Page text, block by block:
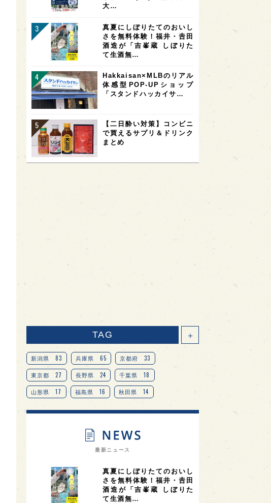
大…
真夏にしぼりたてのおいし
さを無料体験！福井・𠮷田
酒造が「吉峯蔵 しぼりた
て生酒無…
Hakkaisan×MLBのリアル
体感型POP-UPショップ
「スタンドハッカイサ…
【二日酔い対策】コンビニ
で買えるサプリ＆ドリンク
まとめ
TAG ＋
新潟県 83 兵庫県 65 京都府 33
東京都 27 長野県 24 千葉県 18
山形県 17 福島県 16 秋田県 14
愛知県 14 宮城県 14 岐阜県 13
オピニオンリーダーの視点 9
7 奈良県 滋賀県 7 和歌山県 6
6 フランス 6 高知県 5 島根県 5
最新ニュース
真夏にしぼりたてのおいし
さを無料体験！福井・𠮷田
酒造が「吉峯蔵 しぼりた
て生酒無…